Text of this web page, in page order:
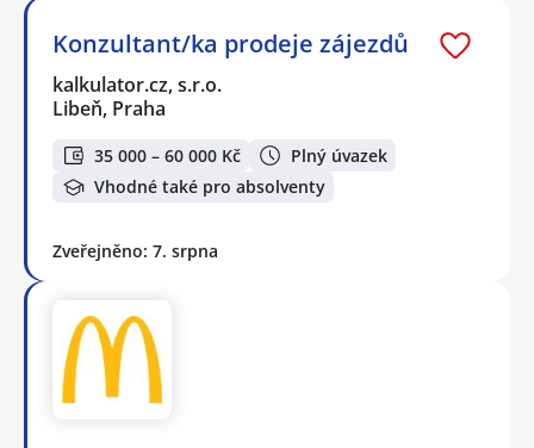
Konzultant/ka prodeje zájezdů
kalkulator.cz, s.r.o.
Libeň, Praha
35 000 – 60 000 Kč
Plný úvazek
Vhodné také pro absolventy
Zveřejněno: 7. srpna